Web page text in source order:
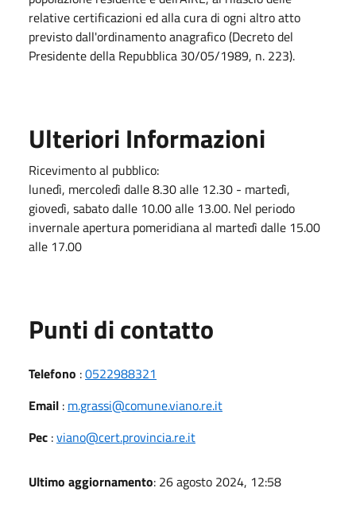
relative certificazioni ed alla cura di ogni altro atto
previsto dall'ordinamento anagrafico (Decreto del
Presidente della Repubblica 30/05/1989, n. 223).
Ulteriori Informazioni
Ricevimento al pubblico:
lunedì, mercoledì dalle 8.30 alle 12.30 - martedì,
giovedì, sabato dalle 10.00 alle 13.00. Nel periodo
invernale apertura pomeridiana al martedì dalle 15.00
alle 17.00
Punti di contatto
Telefono :0522988321
Email : m.grassi@comune.viano.re.it
Pec :viano@cert.provincia.re.it
Ultimo aggiornamento: 26 agosto 2024, 12:58